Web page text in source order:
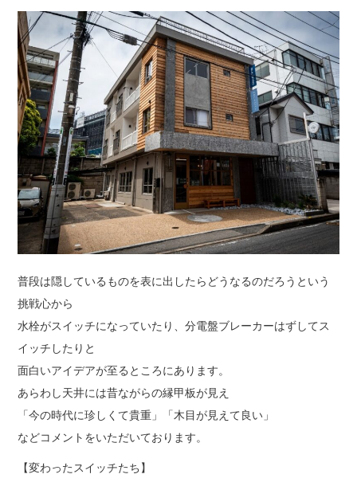
普段は隠しているものを表に出したらどうなるのだろうという
挑戦心から
水栓がスイッチになっていたり、分電盤ブレーカーはずしてス
イッチしたりと
面白いアイデアが至るところにあります。
あらわし天井には昔ながらの縁甲板が見え
「今の時代に珍しくて貴重」「木目が見えて良い」
などコメントをいただいております。
【変わったスイッチたち】